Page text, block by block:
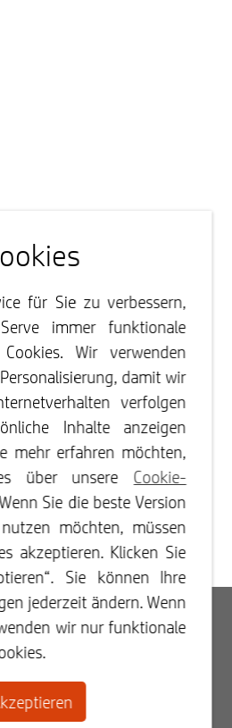
Log In
Kontakt
für Sie zu verbessern,
immer funktionale
Wir verwenden
damit wir
verfolgen
Inhalte anzeigen
mehr erfahren möchten,
über unsere Cookie-
Sie die beste Version
möchten, müssen
akzeptieren. Klicken Sie
Sie können Ihre
jederzeit ändern. Wenn
wir nur funktionale